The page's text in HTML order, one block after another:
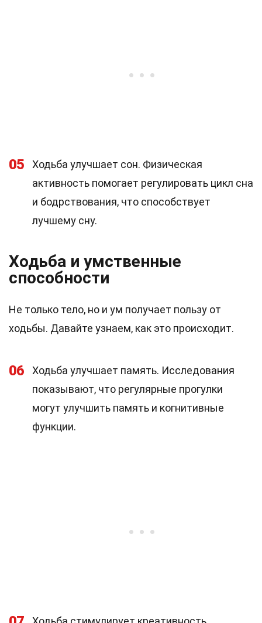
05
Ходьба улучшает сон. Физическая
активность помогает регулировать цикл сна
и бодрствования, что способствует
лучшему сну.
Ходьба и умственные
способности
Не только тело, но и ум получает пользу от
ходьбы. Давайте узнаем, как это происходит.
06
Ходьба улучшает память. Исследования
показывают, что регулярные прогулки
могут улучшить память и когнитивные
функции.